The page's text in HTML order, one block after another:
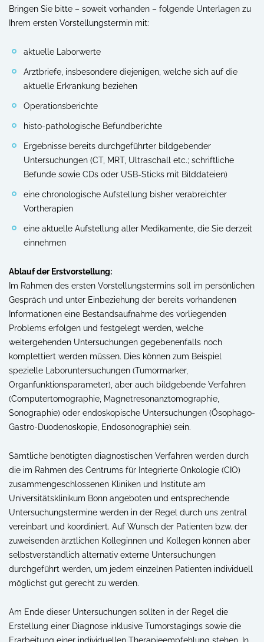
Bringen Sie bitte – soweit vorhanden – folgende Unterlagen zu
Ihrem ersten Vorstellungstermin mit:
aktuelle Laborwerte
Arztbriefe, insbesondere diejenigen, welche sich auf die
aktuelle Erkrankung beziehen
Operationsberichte
histo-pathologische Befundberichte
Ergebnisse bereits durchgeführter bildgebender
Untersuchungen (CT, MRT, Ultraschall etc.; schriftliche
Befunde sowie CDs oder USB-Sticks mit Bilddateien)
eine chronologische Aufstellung bisher verabreichter
Vortherapien
eine aktuelle Aufstellung aller Medikamente, die Sie derzeit
einnehmen
Ablauf der Erstvorstellung:
Im Rahmen des ersten Vorstellungstermins soll im persönlichen
Gespräch und unter Einbeziehung der bereits vorhandenen
Informationen eine Bestandsaufnahme des vorliegenden
Problems erfolgen und festgelegt werden, welche
weitergehenden Untersuchungen gegebenenfalls noch
komplettiert werden müssen. Dies können zum Beispiel
spezielle Laboruntersuchungen (Tumormarker,
Organfunktionsparameter), aber auch bildgebende Verfahren
(Computertomographie, Magnetresonanztomographie,
Sonographie) oder endoskopische Untersuchungen (Ösophago-
Gastro-Duodenoskopie, Endosonographie) sein.
Sämtliche benötigten diagnostischen Verfahren werden durch
die im Rahmen des Centrums für Integrierte Onkologie (CIO)
zusammengeschlossenen Kliniken und Institute am
Universitätsklinikum Bonn angeboten und entsprechende
Untersuchungstermine werden in der Regel durch uns zentral
vereinbart und koordiniert. Auf Wunsch der Patienten bzw. der
zuweisenden ärztlichen Kolleginnen und Kollegen können aber
selbstverständlich alternativ externe Untersuchungen
durchgeführt werden, um jedem einzelnen Patienten individuell
möglichst gut gerecht zu werden.
Am Ende dieser Untersuchungen sollten in der Regel die
Erstellung einer Diagnose inklusive Tumorstagings sowie die